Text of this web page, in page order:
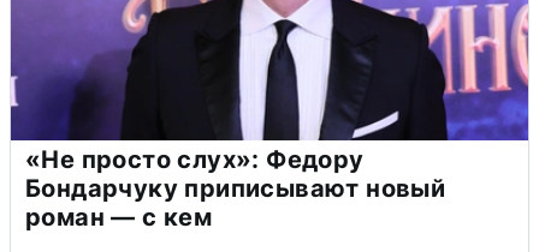
«Не просто слух»: Федору
Бондарчуку приписывают новый
роман — с кем